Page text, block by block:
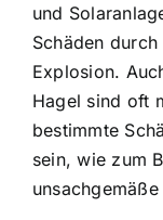
und
Schäden
Explosion.
Hagel sind oft
bestimmte
sein, wie zum